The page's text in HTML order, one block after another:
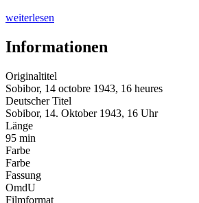
weiterlesen
Informationen
Originaltitel
Sobibor, 14 octobre 1943, 16 heures
Deutscher Titel
Sobibor, 14. Oktober 1943, 16 Uhr
Länge
95 min
Farbe
Farbe
Fassung
OmdU
Filmformat